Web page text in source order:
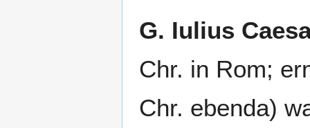
G. Iulius
Chr. in Rom;
Chr. ebenda)